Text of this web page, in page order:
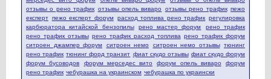
отзывы о рено трафик отзывы опель виваро отзывы рено трафик пежо
експерт пежо експерт форум расход топлива рено трафик регулировка
карбюратора китайской бензопилы
рено мастер форум
рено трафик
рено трафик отзывы рено трафик расход топлива рено трафик форум
ситроен джампер форум
ситроен немо ситроен немо отзывы тюнинг
рено трафик тюнинг форд транзит фиат скудо отзывы фиат скудо форум
форум бусоводов
форум мерседес вито форум опель виваро
форум
рено трафик чебурашка на украинском чебурашка по украински